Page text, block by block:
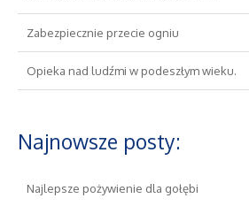
Wykończenia
Projektowanie
Materiały Budowlane
Zabezpiecznie przecie ogniu
Opieka nad ludźmi w podeszłym wieku.
Najnowsze posty:
Najlepsze pożywienie dla gołębi